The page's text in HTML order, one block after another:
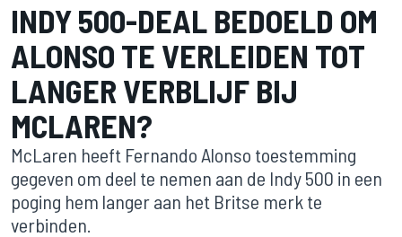
INDY 500-DEAL BEDOELD OM
ALONSO TE VERLEIDEN TOT
LANGER VERBLIJF BIJ
MCLAREN?
McLaren heeft Fernando Alonso toestemming
gegeven om deel te nemen aan de Indy 500 in een
poging hem langer aan het Britse merk te
verbinden.